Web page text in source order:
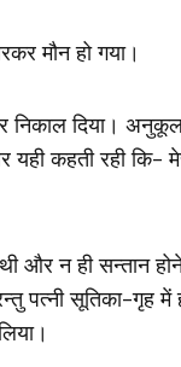
मौन हो गया।
दिया। अनुकूल
यही कहती रही कि-
न ही सन्तान होने
पत्नी सूतिका-गृह